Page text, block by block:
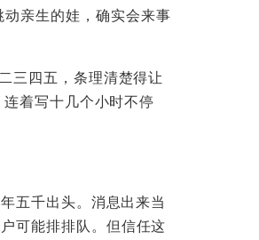
亲生的娃，确实会来事
三四五，条理清楚得让
着写十几个小时不停
五千出头。消息出来当
可能排排队。但信任这